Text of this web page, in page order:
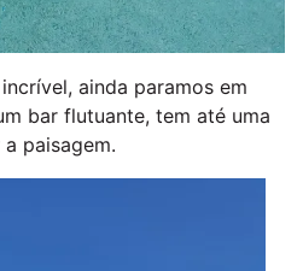
ainda paramos em
bar flutuante, tem até uma
paisagem.